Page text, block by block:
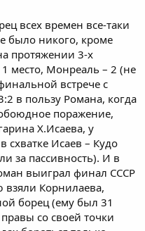
лидера)
будет
чемпион 1972 и
он там не проиграл ни
оказался вторым) или же
чемпион. Интересно
на ОИ . В других
редко.
очень знаю про Мустафу
Смита. Смит же
был чемпионом мира.
всех времен все-таки
было никого, кроме
протяжении 3-х
место, Монреаль – 2 (не
встрече с
в пользу Романа, когда
поражение,
Х.Исаева, у
схватке Исаев – Кудо
за пассивность). И в
выиграл финал СССР
взяли Корнилаева,
борец (ему был 31
со своей точки